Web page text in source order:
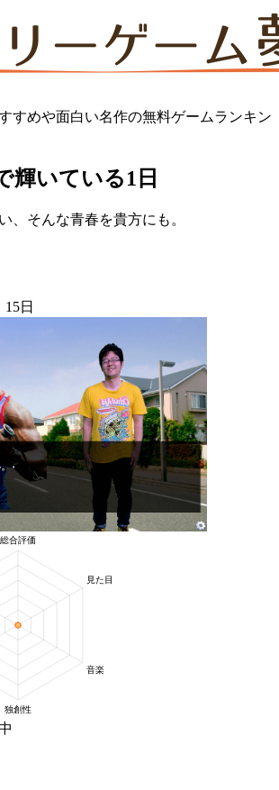
すめや面白い名作の無料ゲームランキン
輝いている1日
、そんな青春を貴方にも。
15日